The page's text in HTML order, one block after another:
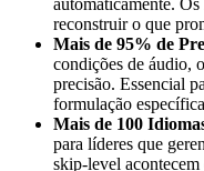
reconstruir o que
Mais de 95% de
condições de áudio,
precisão. Essencial
formulação
Mais de 100
para líderes que
skip-level